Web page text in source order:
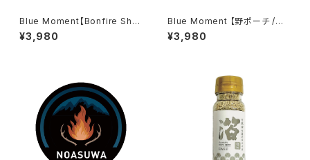
Blue Moment【Bonfire She
et】
¥3,980
Blue Moment 【野ポーチ /
M】
¥3,980